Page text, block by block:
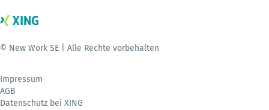
© New Work SE | Alle Rechte vorbehalten
Impressum
AGB
Datenschutz bei XING